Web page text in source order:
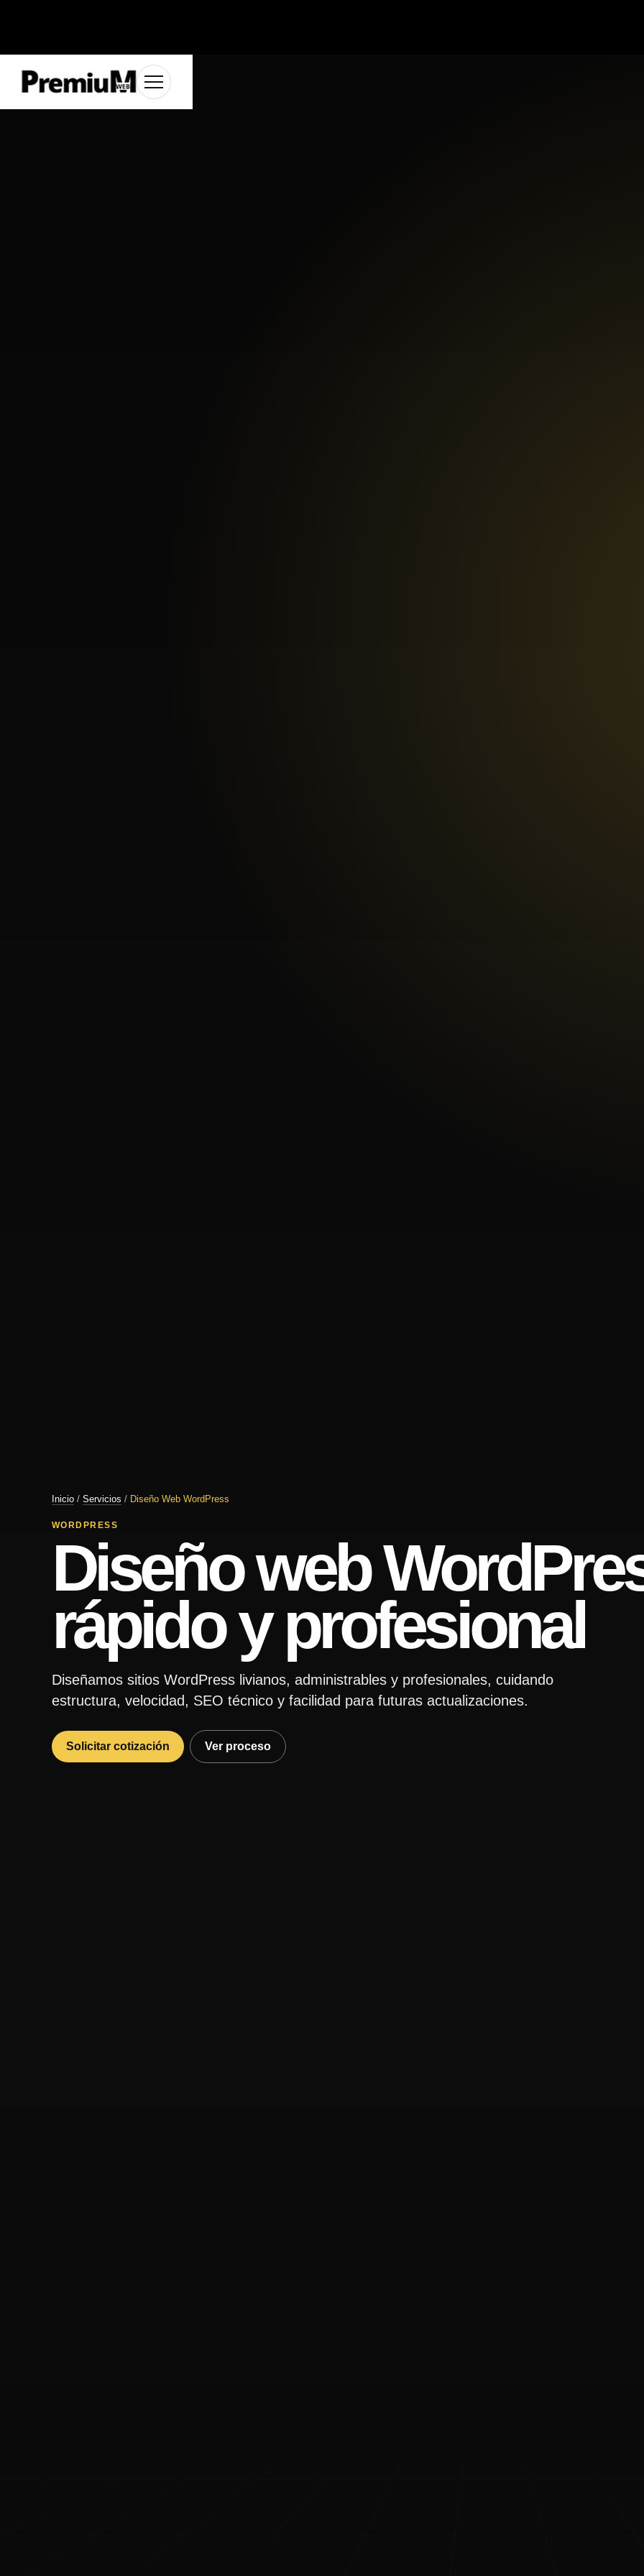
Inicio / Servicios / Diseño Web WordPress
WORDPRESS
Diseño web
rápido y profesional
Diseñamos sitios WordPress livianos, administrables y profesionales, cuidando
estructura, velocidad, SEO técnico y facilidad para futuras actualizaciones.
Solicitar cotización Ver proceso